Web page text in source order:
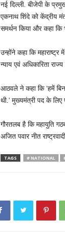
नई दिल्ली. बीजेपी के
एकनाथ शिंदे को केंद्रीय
समर्थन किया और कहा कि
उन्होंने कहा कि
न्याय एवं अधिकारिता
आठवले ने कहा कि ‘हमें
थी.’ मुख्यमंत्री पद के
गौरतलब है कि महायुति
अजित पवार नीत
TAGS # NATIONAL